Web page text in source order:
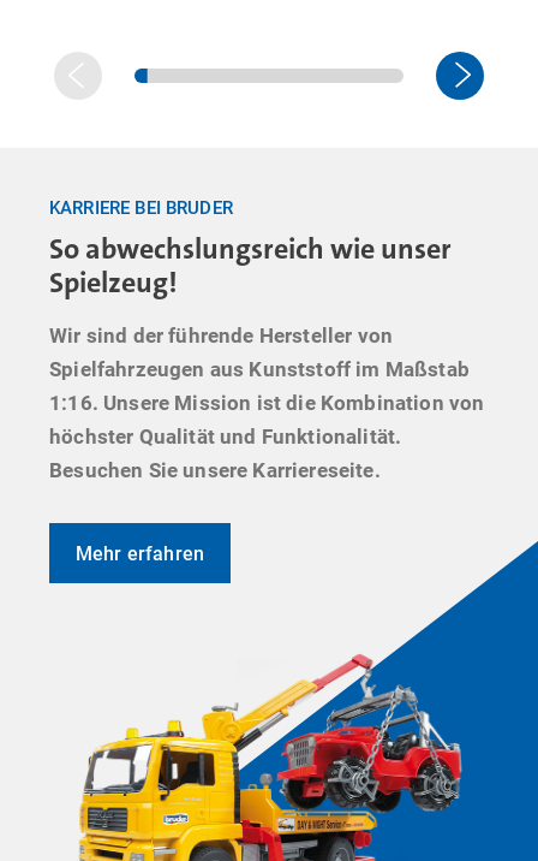
KARRIERE BEI BRUDER
So abwechslungsreich wie unser
Spielzeug!
Wir sind der führende Hersteller von
Spielfahrzeugen aus Kunststoff im Maßstab
1:16. Unsere Mission ist die Kombination von
höchster Qualität und Funktionalität.
Besuchen Sie unsere Karriereseite.
Mehr erfahren